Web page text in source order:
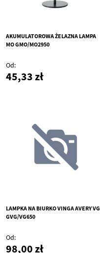
AKUMULATOROWA ŻELAZNA LAMPA
MO GMO/MO2950
Od
45,33 zł
LAMPKA NA BIURKO VINGA AVERY VG
GVG/VG650
Od
98,00 zł